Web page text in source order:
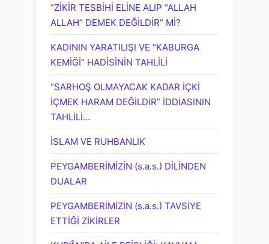
“ZİKİR TESBİHİ ELİNE ALIP “ALLAH
ALLAH” DEMEK DEĞİLDİR” Mİ?
KADININ YARATILIŞI VE “KABURGA
KEMİĞİ” HADİSİNİN TAHLİLİ
“SARHOŞ OLMAYACAK KADAR İÇKİ
İÇMEK HARAM DEĞİLDİR” İDDİASININ
TAHLİLİ…
İSLAM VE RUHBANLIK
PEYGAMBERİMİZİN (s.a.s.) DİLİNDEN
DUALAR
PEYGAMBERİMİZİN (s.a.s.) TAVSİYE
ETTİĞİ ZİKİRLER